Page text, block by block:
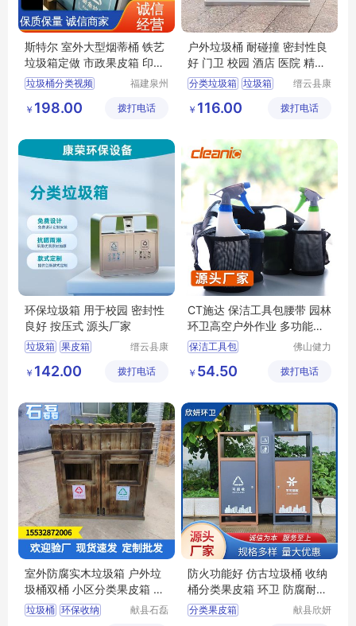
斯特尔 室外大型烟蒂桶 铁艺
垃圾箱定做 市政果皮箱 印花
LOGO
垃圾桶分类视频
垃圾桶分类照片
不锈钢垃圾桶价格表
福建泉州
艺品有限
￥ 198.00 拨打电话
户外垃圾桶 耐碰撞 密封性良
好 门卫 校园 酒店 医院 精细
制作
分类垃圾箱 垃圾箱
不锈钢垃圾箱
缙云县康
备有限公
￥ 116.00 拨打电话
环保垃圾箱 用于校园 密封性
良好 按压式 源头厂家
垃圾箱 果皮箱
分类垃圾箱
缙云县康
备有限公
￥ 142.00 拨打电话
CT施达 保洁工具包腰带 园林
环卫高空户外作业 多功能维
修清洁帆布包
保洁工具包
户外作业包
佛山健力
有限公司
￥ 54.50 拨打电话
室外防腐实木垃圾箱 户外垃
圾桶双桶 小区分类果皮箱 二
分类 可定制
垃圾桶 环保收纳
献县石磊
防火功能好 仿古垃圾桶 收纳
桶分类果皮箱 环卫 防腐耐磨
欣妍
分类果皮箱
献县欣妍